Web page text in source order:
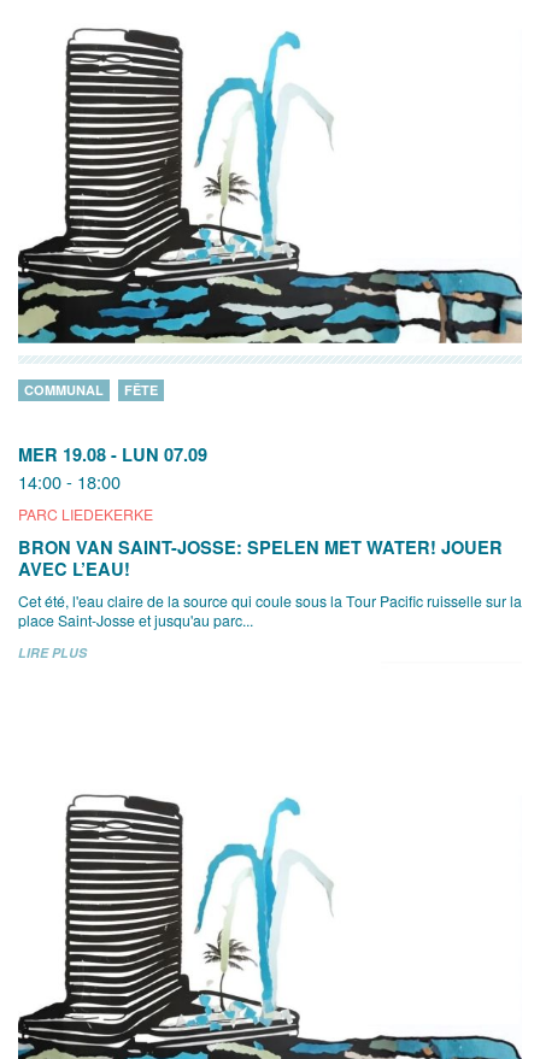
MER 19.08 - LUN 07.09
14:00 - 18:00
PARC LIEDEKERKE
COMMUNAL FÊTE
BRON VAN SAINT-JOSSE: SPELEN MET WATER! JOUER
AVEC L’EAU!
Cet été, l'eau claire de la source qui coule sous la Tour Pacific ruisselle sur la
place Saint-Josse et jusqu'au parc...
LIRE PLUS